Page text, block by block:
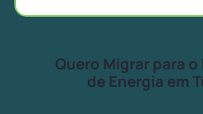
Quero Migrar para
de Energia em